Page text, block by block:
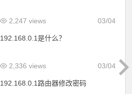
03/04
2,247 views
192.168.0.1是什么？
03/04
2,336 views
192.168.0.1路由器修改密码